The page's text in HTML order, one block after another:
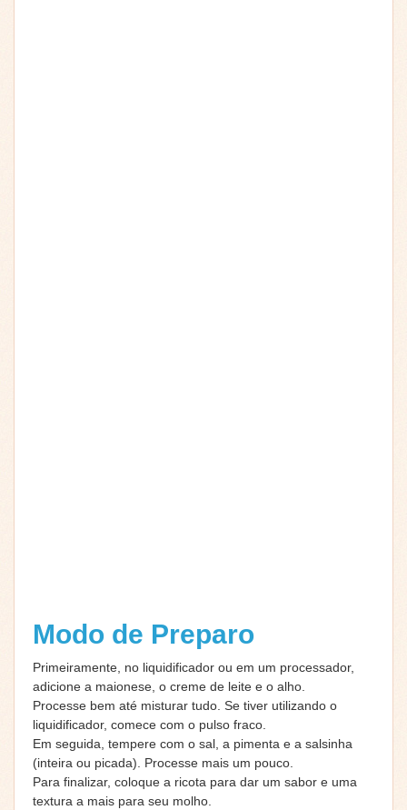
Modo de Preparo
Primeiramente, no liquidificador ou em um processador,
adicione a maionese, o creme de leite e o alho.
Processe bem até misturar tudo. Se tiver utilizando o
liquidificador, comece com o pulso fraco.
Em seguida, tempere com o sal, a pimenta e a salsinha
(inteira ou picada). Processe mais um pouco.
Para finalizar, coloque a ricota para dar um sabor e uma
textura a mais para seu molho.